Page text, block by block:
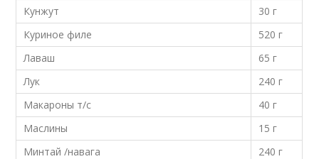
Кунжут
30 г
Куриное филе
520 г
Лаваш
65 г
Лук
240 г
Макароны т/с
40 г
Маслины
15 г
Минтай /навага
240 г